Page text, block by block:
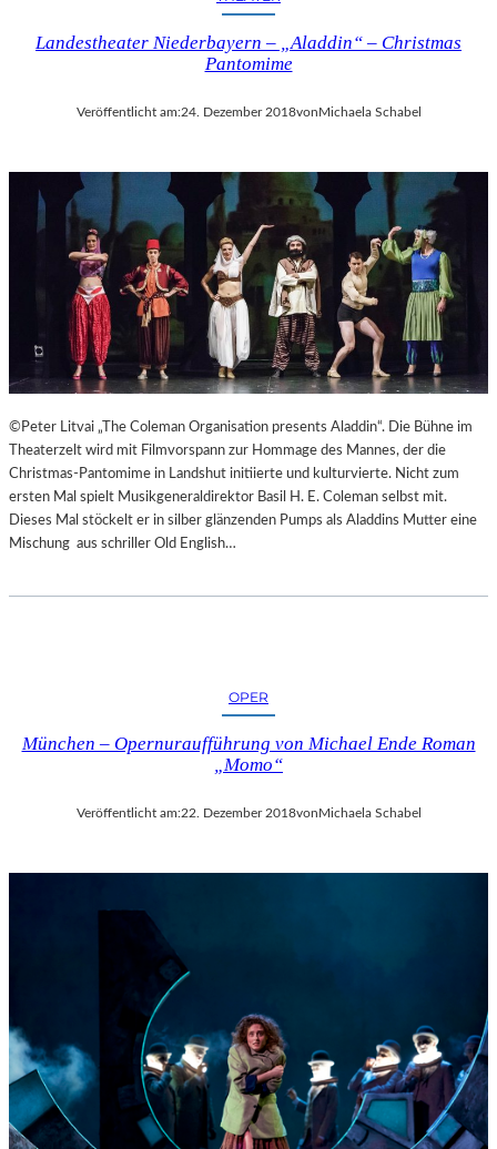
N
–
A
N
N
E
N
D
I
N
S
Z
N
I
E
R
T
R
N
G
G
E
R
O
Landestheater Niederbayern – „Aladdin“ – Christmas
Pantomime
Veröffentlicht am:24. Dezember 2018vonMichaela Schabel
©Peter Litvai „The Coleman Organisation presents Aladdin“. Die Bühne im
Theaterzelt wird mit Filmvorspann zur Hommage des Mannes, der die
Christmas-Pantomime in Landshut initiierte und kulturvierte. Nicht zum
ersten Mal spielt Musikgeneraldirektor Basil H. E. Coleman selbst mit.
Dieses Mal stöckelt er in silber glänzenden Pumps als Aladdins Mutter eine
Mischung aus schriller Old English…
OPER
München – Opernuraufführung von Michael Ende Roman
„Momo“
Veröffentlicht am:22. Dezember 2018vonMichaela Schabel